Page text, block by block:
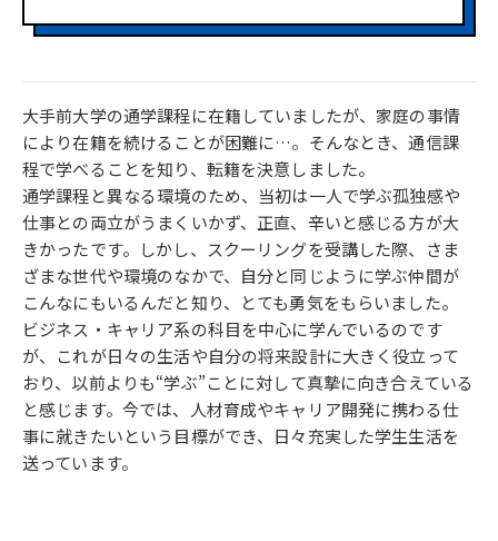
⼤⼿前⼤学の通学課程に在籍していましたが、家庭の事情
により在籍を続けることが困難に…。そんなとき、通信課
程で学べることを知り、転籍を決意しました。
通学課程と異なる環境のため、当初は一人で学ぶ孤独感や
仕事との両立がうまくいかず、正直、辛いと感じる方が大
きかったです。しかし、スクーリングを受講した際、さま
ざまな世代や環境のなかで、自分と同じように学ぶ仲間が
こんなにもいるんだと知り、とても勇気をもらいました。
ビジネス・キャリア系の科目を中心に学んでいるのです
が、これが日々の生活や自分の将来設計に大きく役立って
おり、以前よりも“学ぶ”ことに対して真摯に向き合えている
と感じます。今では、人材育成やキャリア開発に携わる仕
事に就きたいという目標ができ、日々充実した学生生活を
送っています。